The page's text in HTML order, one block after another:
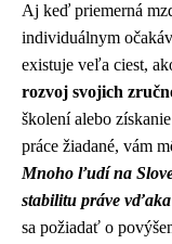
Aj keď priemerná
individuálnym
existuje veľa ciest,
rozvoj svojich
školení alebo
práce žiadané, vám
Mnoho ľudí na
stabilitu práve
sa požiadať o